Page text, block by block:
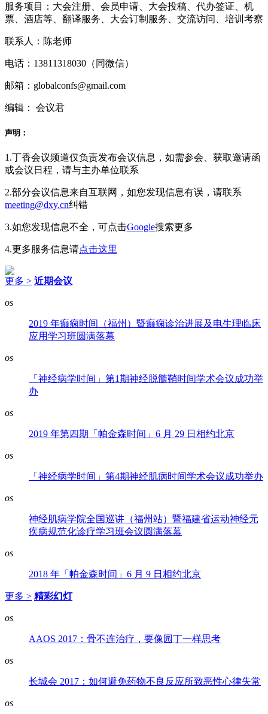
服务项目：大会注册、会员申请、大会投稿、代办签证、机
票、酒店等、翻译服务、大会订制服务、交流访问、培训考察
联系人：陈老师
电话：13811318030（同微信）
邮箱：globalconfs@gmail.com
编辑： 会议君
声明：
1.丁香会议频道仅负责发布会议信息，如需参会、获取邀请函
或会议日程，请与主办单位联系
2.部分会议信息来自互联网，如您发现信息有误，请联系
meeting@dxy.cn纠错
3.如您发现信息不全，可点击Google搜索更多
4.更多服务信息请点击这里
更多 > 近期会议
os
2019 年癫痫时间（福州）暨癫痫诊治进展及电生理临床
应用学习班圆满落幕
os
「神经病学时间」第1期神经脱髓鞘时间学术会议成功举
办
os
2019 年第四期「帕金森时间」6 月 29 日相约北京
os
「神经病学时间」第4期神经肌病时间学术会议成功举办
os
神经肌病学院全国巡讲（福州站）暨福建省运动神经元
疾病规范化诊疗学习班会议圆满落幕
os
2018 年「帕金森时间」6 月 9 日相约北京
更多 > 精彩幻灯
os
AAOS 2017：骨不连治疗，要像园丁一样思考
os
长城会 2017：如何避免药物不良反应所致恶性心律失常
os